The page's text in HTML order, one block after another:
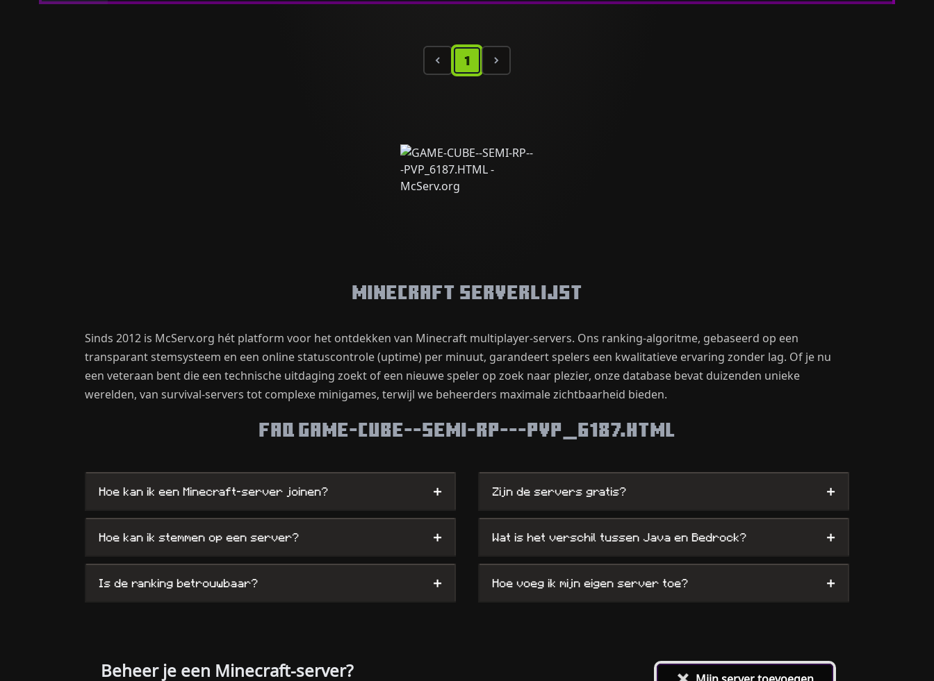
1
Minecraft Serverlijst
Sinds 2012 is McServ.org hét platform voor het ontdekken van Minecraft multiplayer-servers. Ons ranking-algoritme, gebaseerd op een
transparant stemsysteem en een online statuscontrole (uptime) per minuut, garandeert spelers een kwalitatieve ervaring zonder lag. Of je nu
een veteraan bent die een technische uitdaging zoekt of een nieuwe speler op zoek naar plezier, onze database bevat duizenden unieke
werelden, van survival-servers tot complexe minigames, terwijl we beheerders maximale zichtbaarheid bieden.
FAQ GAME-CUBE--SEMI-RP---PVP_6187.HTML
Hoe kan ik een Minecraft-server joinen? + Zijn de servers gratis? +
Hoe kan ik stemmen op een server? + Wat is het verschil tussen Java en Bedrock? +
Is de ranking betrouwbaar? + Hoe voeg ik mijn eigen server toe? +
Beheer je een Minecraft-server?